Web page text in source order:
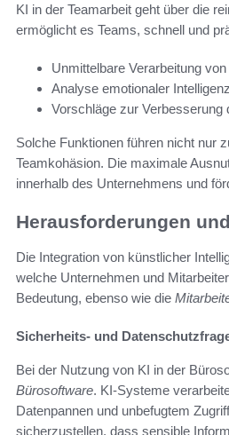
KI in der Teamarbeit geht über die
ermöglicht es Teams, schnell und
Unmittelbare Verarbeitung
Analyse emotionaler
Vorschläge zur Verbesserung
Solche Funktionen führen nicht nur
Teamkohäsion. Die maximale
innerhalb des Unternehmens und
Herausforderungen
Die Integration von künstlicher
welche Unternehmen und
Bedeutung, ebenso wie die
Sicherheits- und
Bei der Nutzung von KI in der
Bürosoftware. KI-Systeme
Datenpannen und unbefugtem
sicherzustellen, dass sensible